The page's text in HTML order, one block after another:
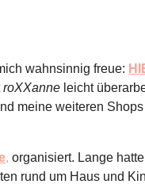
wahnsinnig freue:
roXXanne leicht
meine weiteren
, organisiert. Lange
rund um Haus und